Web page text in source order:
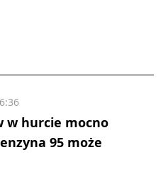
w hurcie mocno
95 może